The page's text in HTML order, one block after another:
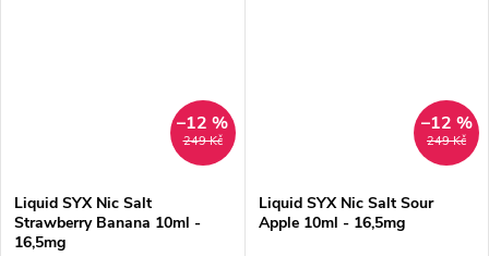
249 Kč
–12 %
Liquid SYX Nic Salt
Strawberry Banana 10ml -
16,5mg
249 Kč
–12 %
Liquid SYX Nic Salt Sour
Apple 10ml - 16,5mg